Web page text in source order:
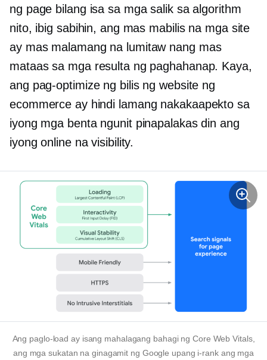
ng page bilang isa sa mga salik sa algorithm
nito, ibig sabihin, ang mas mabilis na mga site
ay mas malamang na lumitaw nang mas
mataas sa mga resulta ng paghahanap. Kaya,
ang pag-optimize ng bilis ng website ng
ecommerce ay hindi lamang nakakaapekto sa
iyong mga benta ngunit pinapalakas din ang
iyong online na visibility.
Ang paglo-load ay isang mahalagang bahagi ng Core Web Vitals,
ang mga sukatan na ginagamit ng Google upang i-rank ang mga